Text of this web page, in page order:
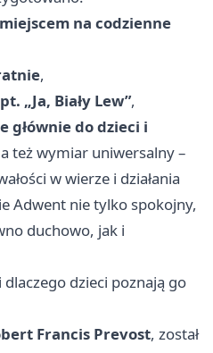
na codzienne
,
„Ja, Biały Lew”,
głównie do dzieci i
też wymiar uniwersalny –
w wierze i działania
Adwent nie tylko spokojny,
duchowo, jak i
dzieci poznają go
Francis Prevost, został